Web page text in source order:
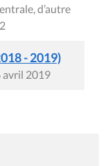
d’autre
- 2019)
avril 2019